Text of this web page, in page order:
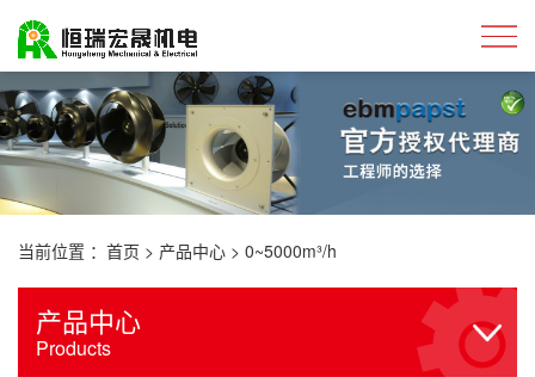
当前位置 ： 首页 > 产品中心 > 0~5000m³/h
产品中心
Products